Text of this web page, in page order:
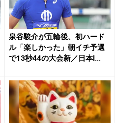
泉谷駿介が五輪後、初ハード
ル「楽しかった」朝イチ予選
で13秒44の大会新／日本I...